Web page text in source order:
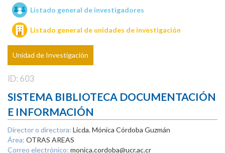
Unidades de investigación
Listado general de investigadores
Listado general de unidades de investigación
Unidad de Investigación
ID: 603
SISTEMA BIBLIOTECA DOCUMENTACIÓN
E INFORMACIÓN
Director o directora: Licda. Mónica Córdoba Guzmán
Área: OTRAS AREAS
Correo electrónico: monica.cordoba@ucr.ac.cr